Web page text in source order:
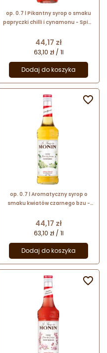
op. 0.7 l Pikantny syrop o smaku
papryczki chilli i cynamonu - Spicy
butelka
Cena
44,17 zł
63,10 zł / 1l
Dodaj do koszyka
op. 0.7 l Aromatyczny syrop o
smaku kwiatów czarnego bzu -
szklana butelka
Cena
44,17 zł
63,10 zł / 1l
Dodaj do koszyka

